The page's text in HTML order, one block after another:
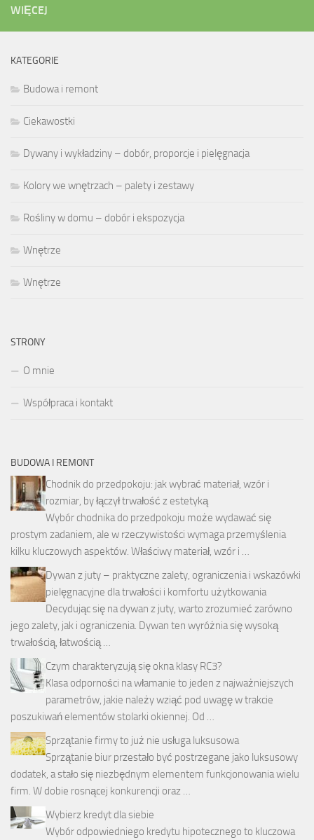
WIĘCEJ
KATEGORIE
Budowa i remont
Ciekawostki
Dywany i wykładziny – dobór, proporcje i pielęgnacja
Kolory we wnętrzach – palety i zestawy
Rośliny w domu – dobór i ekspozycja
Wnętrze
Wnętrze
STRONY
O mnie
Współpraca i kontakt
BUDOWA I REMONT
Chodnik do przedpokoju: jak wybrać materiał, wzór i
rozmiar, by łączył trwałość z estetyką
Wybór chodnika do przedpokoju może wydawać się
prostym zadaniem, ale w rzeczywistości wymaga przemyślenia
kilku kluczowych aspektów. Właściwy materiał, wzór i …
Dywan z juty – praktyczne zalety, ograniczenia i wskazówki
pielęgnacyjne dla trwałości i komfortu użytkowania
Decydując się na dywan z juty, warto zrozumieć zarówno
jego zalety, jak i ograniczenia. Dywan ten wyróżnia się wysoką
trwałością, łatwością …
Czym charakteryzują się okna klasy RC3?
Klasa odporności na włamanie to jeden z najważniejszych
parametrów, jakie należy wziąć pod uwagę w trakcie
poszukiwań elementów stolarki okiennej. Od …
Sprzątanie firmy to już nie usługa luksusowa
Sprzątanie biur przestało być postrzegane jako luksusowy
dodatek, a stało się niezbędnym elementem funkcjonowania wielu
firm. W dobie rosnącej konkurencji oraz …
Wybierz kredyt dla siebie
Wybór odpowiedniego kredytu hipotecznego to kluczowa